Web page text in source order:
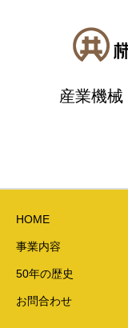
産業機
HOME
事業内容
50年の歴史
お問合わせ